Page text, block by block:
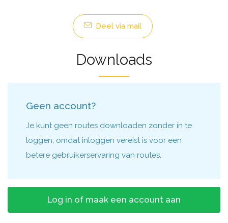
Deel via mail
Downloads
Geen account?
Je kunt geen routes downloaden zonder in te
loggen, omdat inloggen vereist is voor een
betere gebruikerservaring van routes.
Log in of maak een account aan